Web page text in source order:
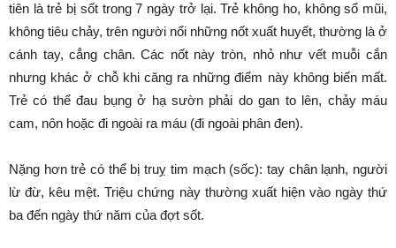
tiên là trẻ bị sốt trong 7 ngày trở lại. Trẻ không ho, không sổ mũi,
không tiêu chảy, trên người nổi những nốt xuất huyết, thường là ở
cánh tay, cẳng chân. Các nốt này tròn, nhỏ như vết muỗi cắn
nhưng khác ở chỗ khi căng ra những điểm này không biến mất.
Trẻ có thể đau bụng ở hạ sườn phải do gan to lên, chảy máu
cam, nôn hoặc đi ngoài ra máu (đi ngoài phân đen).
Nặng hơn trẻ có thể bị truỵ tim mạch (sốc): tay chân lạnh, người
lừ đừ, kêu mệt. Triệu chứng này thường xuất hiện vào ngày thứ
ba đến ngày thứ năm của đợt sốt.